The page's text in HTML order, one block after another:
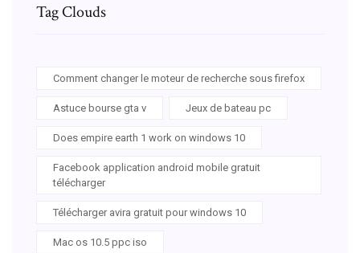
Tag Clouds
Comment changer le moteur de recherche sous firefox
Astuce bourse gta v Jeux de bateau pc
Does empire earth 1 work on windows 10
Facebook application android mobile gratuit
télécharger
Télécharger avira gratuit pour windows 10
Mac os 10.5 ppc iso